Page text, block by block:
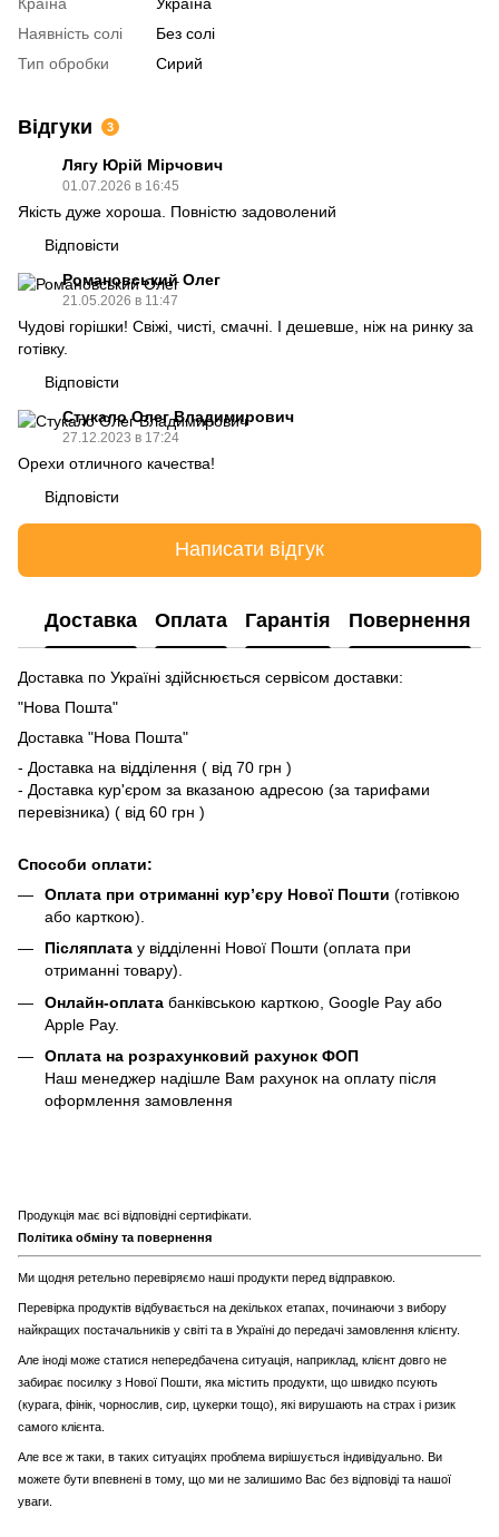
Наявність солі
Без солі
Тип обробки
Сирий
Відгуки 3
Лягу Юрій Мірчович
01.07.2026 в 16:45
Якість дуже хороша. Повністю задоволений
Відповісти
Романовський Олег
21.05.2026 в 11:47
Чудові горішки! Свіжі, чисті, смачні. І дешевше, ніж на ринку за
готівку.
Відповісти
Стукало Олег Владимирович
27.12.2023 в 17:24
Орехи отличного качества!
Відповісти
Написати відгук
Доставка Оплата Гарантія Повернення
Доставка по Україні здійснюється сервісом доставки:
"Нова Пошта"
Доставка "Нова Пошта"
- Доставка на відділення ( від 70 грн )
- Доставка кур'єром за вказаною адресою (за тарифами
перевізника) ( від 60 грн )
Способи оплати:
Оплата при отриманні кур’єру Нової Пошти (готівкою
або карткою).
Післяплата у відділенні Нової Пошти (оплата при
отриманні товару).
Онлайн-оплата банківською карткою, Google Pay або
Apple Pay.
Оплата на розрахунковий рахунок ФОП
Наш менеджер надішле Вам рахунок на оплату після
оформлення замовлення
Продукція має всі відповідні сертифікати.
Політика обміну та повернення
Ми щодня ретельно перевіряємо наші продукти перед відправкою.
Перевірка продуктів відбувається на декількох етапах, починаючи з вибору
найкращих постачальників у світі та в Україні до передачі замовлення клієнту.
Але іноді може статися непередбачена ситуація, наприклад, клієнт довго не
забирає посилку з Нової Пошти, яка містить продукти, що швидко псують
(курага, фінік, чорнослив, сир, цукерки тощо), які вирушають на страх і ризик
самого клієнта.
Але все ж таки, в таких ситуаціях проблема вирішується індивідуально. Ви
можете бути впевнені в тому, що ми не залишимо Вас без відповіді та нашої
уваги.